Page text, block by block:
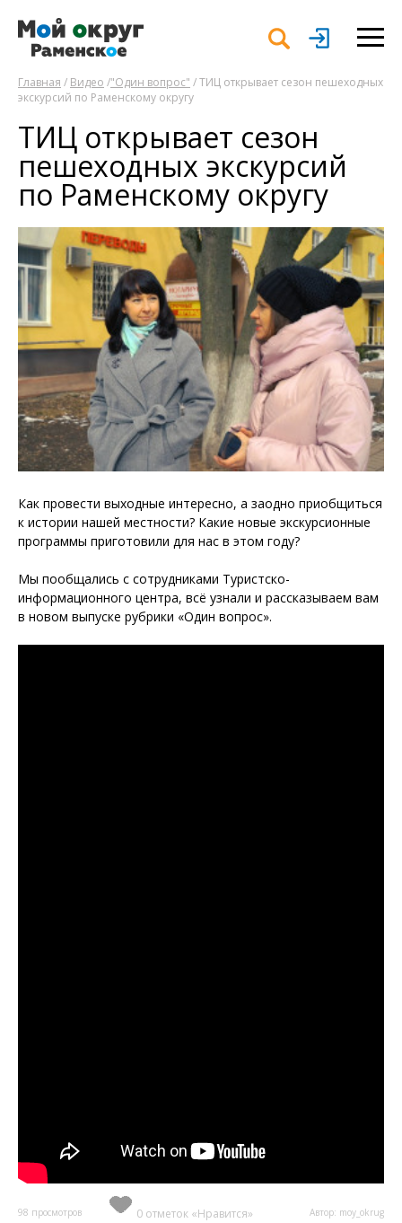
Главная / Видео /"Один вопрос" / ТИЦ открывает сезон пешеходных
экскурсий по Раменскому округу
ТИЦ открывает сезон
пешеходных экскурсий
по Раменскому округу
Как провести выходные интересно, а заодно приобщиться
к истории нашей местности? Какие новые экскурсионные
программы приготовили для нас в этом году?⠀
Мы пообщались с сотрудниками Туристско-
информационного центра, всё узнали и рассказываем вам
в новом выпуске рубрики «Один вопрос».
98 просмотров 0 отметок «Нравится» Автор: moy_okrug